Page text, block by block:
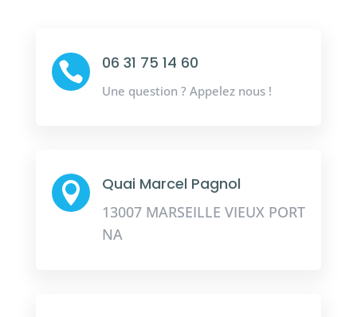
 06 31 75 14 60
Une question ? Appelez nous !
 Quai Marcel Pagnol
13007 MARSEILLE VIEUX PORT
NA